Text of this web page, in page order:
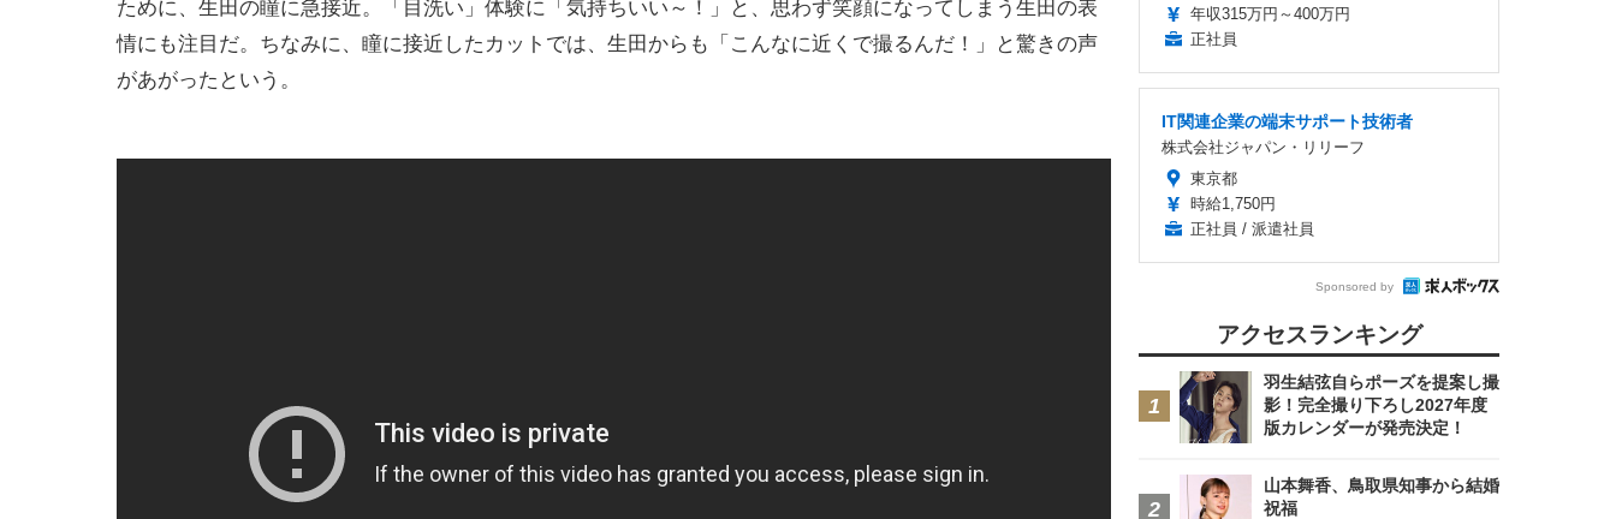
ために、生田の瞳に急接近。「目洗い」体験に「気持ちいい～！」と、思わず笑顔になってしまう生田の表
情にも注目だ。ちなみに、瞳に接近したカットでは、生田からも「こんなに近くで撮るんだ！」と驚きの声
があがったという。
年収315万円～400万円
正社員
IT関連企業の端末サポート技術者
株式会社ジャパン・リリーフ
東京都
時給1,750円
正社員 / 派遣社員
Sponsored by
アクセスランキング
羽生結弦自らポーズを提案し撮
影！完全撮り下ろし2027年度
版カレンダーが発売決定！
山本舞香、鳥取県知事から結婚
祝福